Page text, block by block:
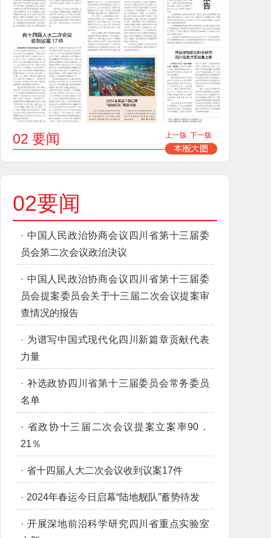
02 要闻 上一版 下一版
02要闻
· 中国人民政治协商会议四川省第十三届委
员会第二次会议政治决议
· 中国人民政治协商会议四川省第十三届委
员会提案委员会关于十三届二次会议提案审
查情况的报告
· 为谱写中国式现代化四川新篇章贡献代表
力量
· 补选政协四川省第十三届委员会常务委员
名单
· 省政协十三届二次会议提案立案率90．
21％
· 省十四届人大二次会议收到议案17件
· 2024年春运今日启幕“陆地舰队”蓄势待发
· 开展深地前沿科学研究四川省重点实验室